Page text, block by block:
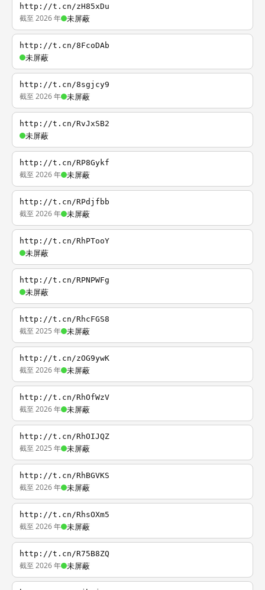
http://t.cn/zH85xDu
截至 2026 年 未屏蔽
http://t.cn/8FcoDAb
未屏蔽
http://t.cn/8sgjcy9
截至 2026 年 未屏蔽
http://t.cn/RvJxSB2
未屏蔽
http://t.cn/RP8Gykf
截至 2026 年 未屏蔽
http://t.cn/RPdjfbb
截至 2026 年 未屏蔽
http://t.cn/RhPTooY
未屏蔽
http://t.cn/RPNPWFg
未屏蔽
http://t.cn/RhcFGS8
截至 2025 年 未屏蔽
http://t.cn/zOG9ywK
截至 2026 年 未屏蔽
http://t.cn/RhOfWzV
截至 2026 年 未屏蔽
http://t.cn/RhOIJQZ
截至 2025 年 未屏蔽
http://t.cn/RhBGVKS
截至 2026 年 未屏蔽
http://t.cn/RhsOXm5
截至 2026 年 未屏蔽
http://t.cn/R75B8ZQ
截至 2026 年 未屏蔽